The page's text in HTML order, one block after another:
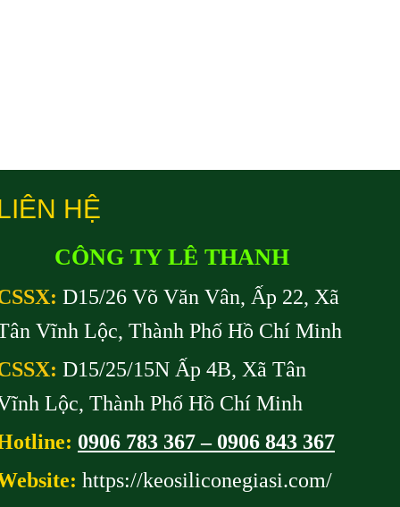
HỆ
CÔNG TY LÊ THANH
D15/26 Võ Văn Vân, Ấp 22, Xã
Vĩnh Lộc, Thành Phố Hồ Chí Minh
D15/25/15N Ấp 4B, Xã Tân
Lộc, Thành Phố Hồ Chí Minh
0906 783 367 – 0906 843 367
https://keosiliconegiasi.com/